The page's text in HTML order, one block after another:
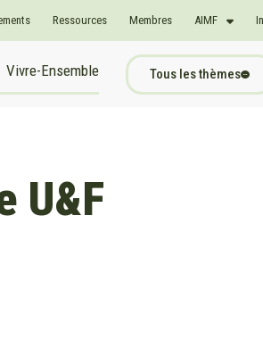
Ressources Membres AIMF
Vivre-Ensemble Tous les thèmes
U&F